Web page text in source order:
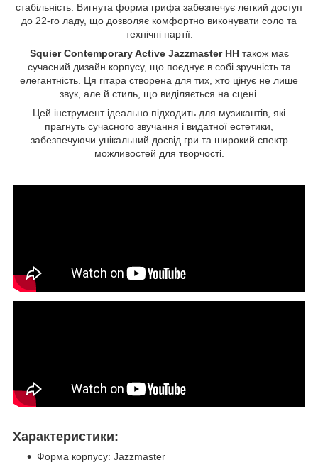
стабільність. Вигнута форма грифа забезпечує легкий доступ
до 22-го ладу, що дозволяє комфортно виконувати соло та
технічні партії.
Squier Contemporary Active Jazzmaster HHтакож має
сучасний дизайн корпусу, що поєднує в собі зручність та
елегантність. Ця гітара створена для тих, хто цінує не лише
звук, але й стиль, що виділяється на сцені.
Цей інструмент ідеально підходить для музикантів, які
прагнуть сучасного звучання і видатної естетики,
забезпечуючи унікальний досвід гри та широкий спектр
можливостей для творчості.
Характеристики:
Форма корпусу: Jazzmaster